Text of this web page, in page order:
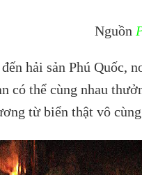
hải sản Phú Quốc,
có thể cùng nhau
từ biển thật vô